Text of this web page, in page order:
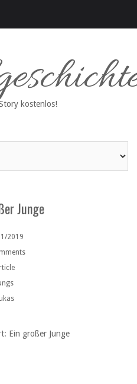
kostenlos!
Junge
2019
Ein großer Junge